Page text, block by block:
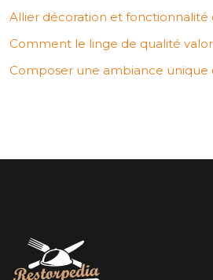
Allier décoration et
Comment le linge de qualité
Composer une ambiance